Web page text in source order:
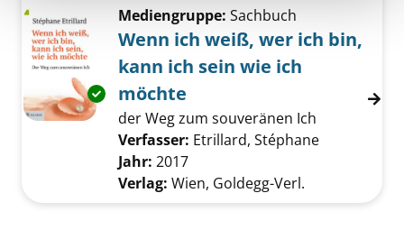
Exemplar-Details von Wenn ich weiß, wer
Mediengruppe: Sachbuch
Wenn ich weiß, wer ich bin,
kann ich sein wie ich
möchte
der Weg zum souveränen Ich
Verfasser: Etrillard, Stéphane
Jahr: 2017
Verlag: Wien, Goldegg-Verl.